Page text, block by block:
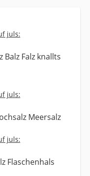
juls:
Balz Falz knallts
juls:
Meersalz
juls:
Flaschenhals